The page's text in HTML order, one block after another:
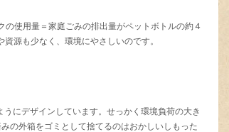
使用量＝家庭ごみの排出量がペットボトルの約４
源も少なく、環境にやさしいのです。
にデザインしています。せっかく環境負荷の大き
の外箱をゴミとして捨てるのはおかしいしもった